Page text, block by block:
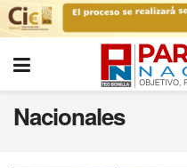
Nacionales